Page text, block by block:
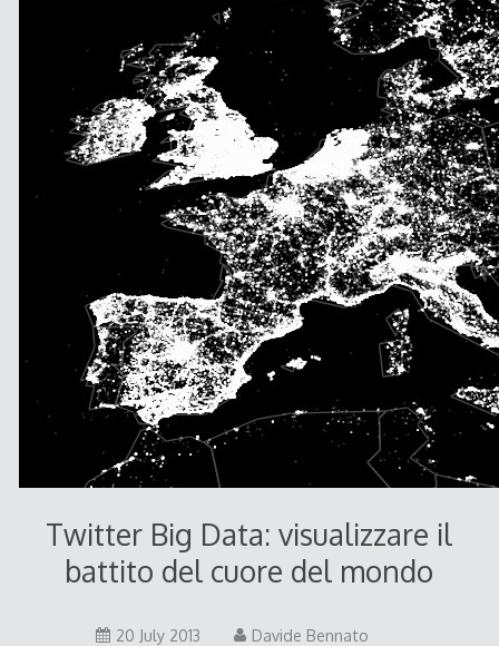
Twitter Big Data: visualizzare il
battito del cuore del mondo
20 July 2013 Davide Bennato